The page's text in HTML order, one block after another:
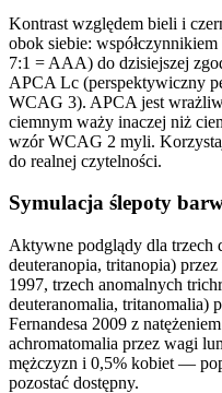
Kontrast względem bieli i
obok siebie:
7:1 = AAA) do dzisiejszej
APCA Lc (perspektywiczny
WCAG 3). APCA jest
ciemnym waży inaczej niż
wzór WCAG 2 myli.
do realnej czytelności.
Symulacja ślepoty
Aktywne podglądy dla trzech
deuteranopia, tritanopia)
1997, trzech anomalnych
deuteranomalia, tritanomalia)
Fernandesa 2009 z
achromatomalia przez wagi
mężczyzn i 0,5% kobiet —
pozostać dostępny.